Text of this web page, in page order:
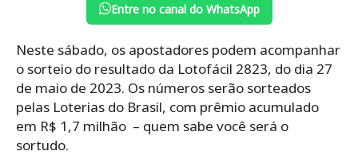
Entre no canal do WhatsApp
Neste sábado, os apostadores podem acompanhar
o sorteio do resultado da Lotofácil 2823, do dia 27
de maio de 2023. Os números serão sorteados
pelas Loterias do Brasil, com prêmio acumulado
em R$ 1,7 milhão – quem sabe você será o
sortudo.